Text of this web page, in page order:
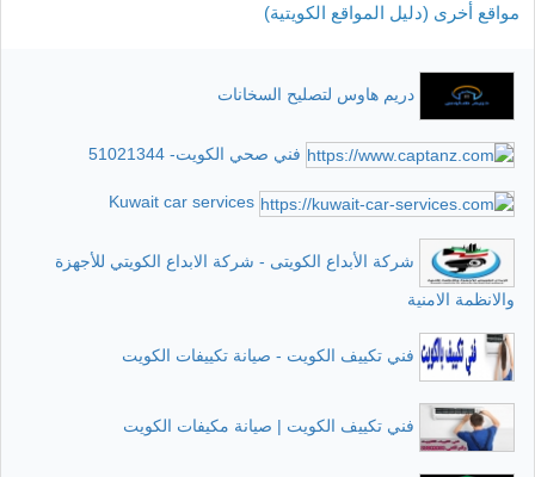
مواقع أخرى (دليل المواقع الكويتية)
دريم هاوس لتصليح السخانات
فني صحي الكويت- 51021344
Kuwait car services
شركة الأبداع الكويتى - شركة الابداع الكويتي للأجهزة
والانظمة الامنية
فني تكييف الكويت - صيانة تكييفات الكويت
فني تكييف الكويت | صيانة مكيفات الكويت